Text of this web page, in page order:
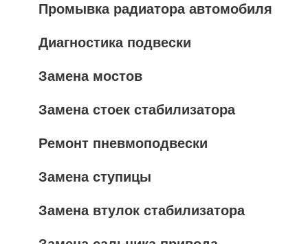
Промывка радиатора автомобиля
Диагностика подвески
Замена мостов
Замена стоек стабилизатора
Ремонт пневмоподвески
Замена ступицы
Замена втулок стабилизатора